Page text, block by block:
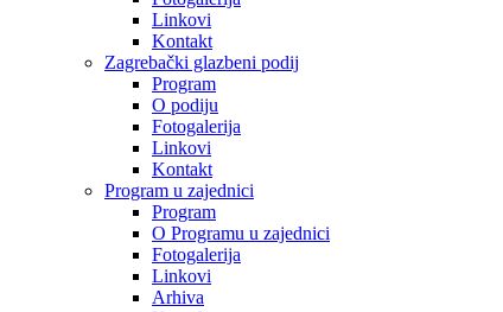
Linkovi
Kontakt
Zagrebački glazbeni podij
Program
O podiju
Fotogalerija
Linkovi
Kontakt
Program u zajednici
Program
O Programu u zajednici
Fotogalerija
Linkovi
Arhiva